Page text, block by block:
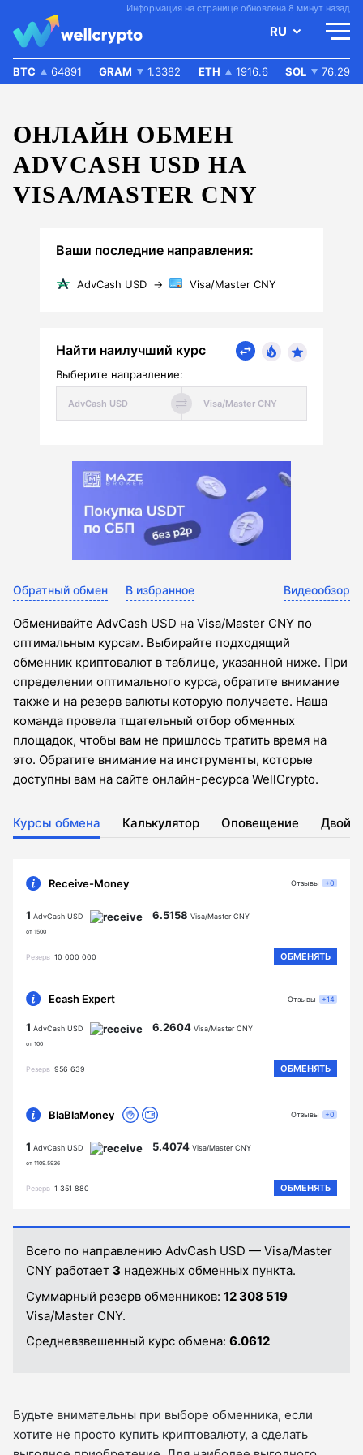
Информация на странице обновлена 8 минут назад
RU
BTC 64891 GRAM 1.3382 ETH 1916.6 SOL 76.29
ОНЛАЙН ОБМЕН
ADVCASH USD НА
VISA/MASTER CNY
Ваши последние направления:
AdvCash USD → Visa/Master CNY
Найти наилучший курс
Выберите направление:
Обратный обмен В избранное Видеообзор
Обменивайте AdvCash USD на Visa/Master CNY по
оптимальным курсам. Выбирайте подходящий
обменник криптовалют в таблице, указанной ниже. При
определении оптимального курса, обратите внимание
также и на резерв валюты которую получаете. Наша
команда провела тщательный отбор обменных
площадок, чтобы вам не пришлось тратить время на
это. Обратите внимание на инструменты, которые
доступны вам на сайте онлайн-ресурса WellCrypto.
Курсы обмена Калькулятор Оповещение
Receive-Money
1 AdvCash USD
от 1500
6.5158 Visa/Master CNY
Резерв 10 000 000 ОБМЕНЯТЬ
Отзывы +0
Ecash Expert
1 AdvCash USD
от 100
6.2604 Visa/Master CNY
Резерв 956 639 ОБМЕНЯТЬ
Отзывы +14
BlaBlaMoney
1 AdvCash USD
от 1109.5936
5.4074 Visa/Master CNY
Резерв 1 351 880 ОБМЕНЯТЬ
Отзывы +0
Всего по направлению AdvCash USD — Visa/Master
CNY работает 3 надежных обменных пункта.
Суммарный резерв обменников: 12 308 519
Visa/Master CNY.
Средневзвешенный курс обмена: 6.0612
Будьте внимательны при выборе обменника, если
хотите не просто купить криптовалюту, а сделать